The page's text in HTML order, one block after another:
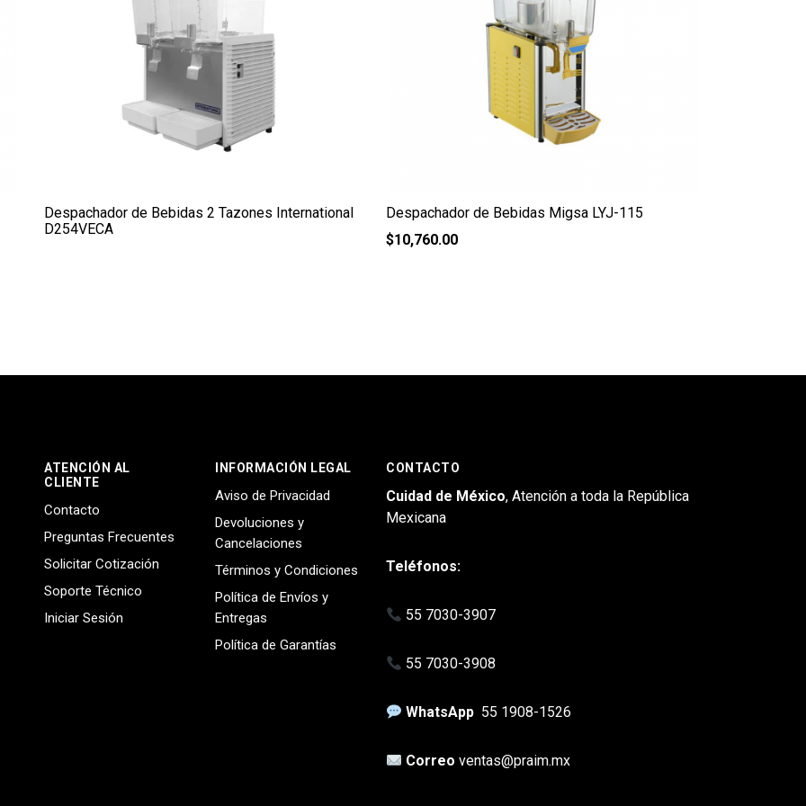
Despachador de Bebidas 2 Tazones International
D254VECA
Despachador de Bebidas Migsa LYJ-115
$10,760.00
ATENCIÓN AL
CLIENTE
Contacto
Preguntas Frecuentes
Solicitar Cotización
Soporte Técnico
Iniciar Sesión
INFORMACIÓN LEGAL
Aviso de Privacidad
Devoluciones y
Cancelaciones
Términos y Condiciones
Política de Envíos y
Entregas
Política de Garantías
CONTACTO
Cuidad de México, Atención a toda la República
Mexicana
Teléfonos:
55 7030-3907
55 7030-3908
WhatsApp 55 1908-1526
Correoventas@praim.mx